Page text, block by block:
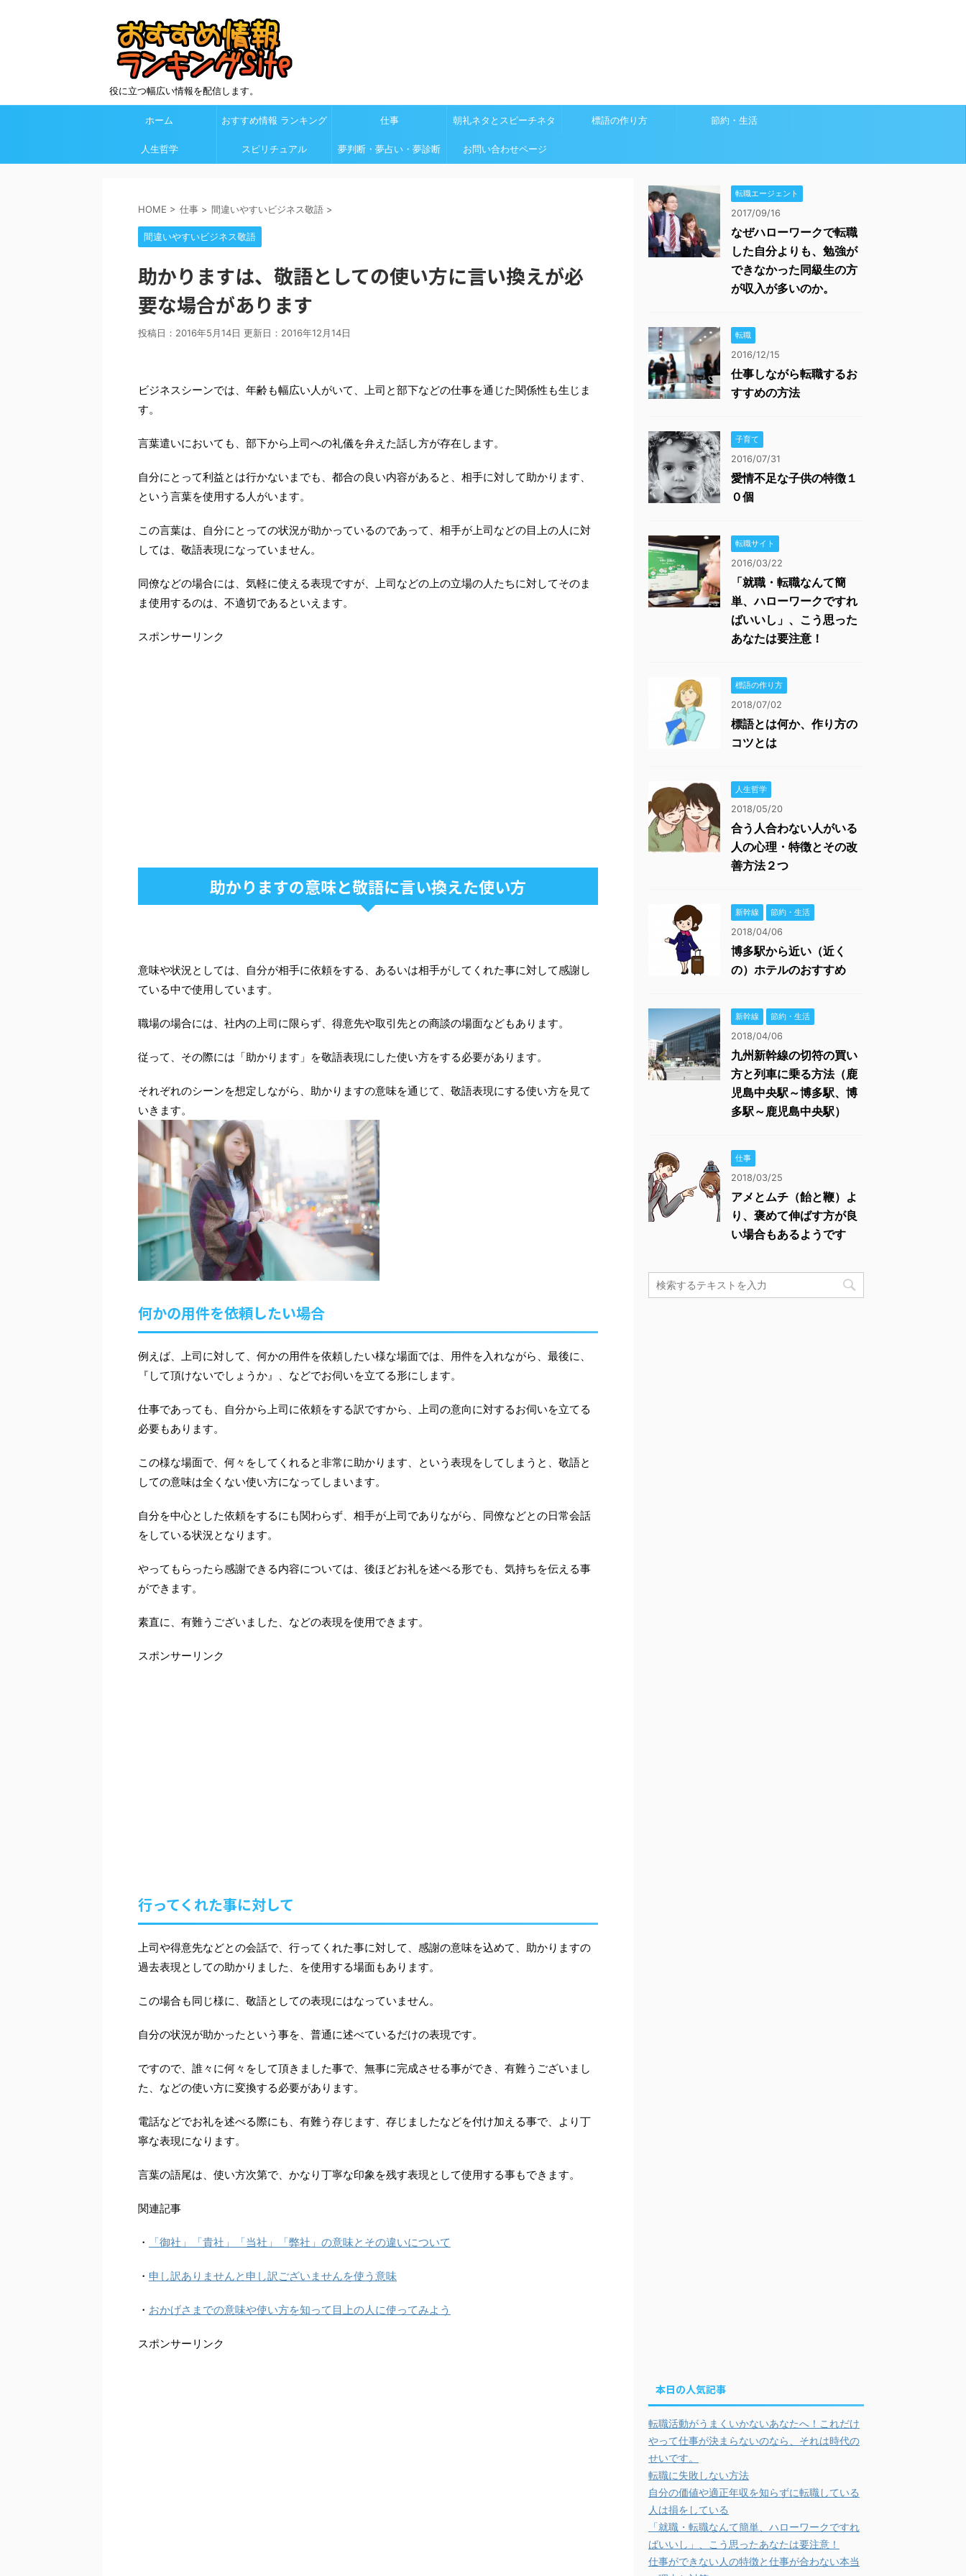
役に立つ幅広い情報を配信します。
ホーム おすすめ情報 ランキング
Site カテゴリ欄
仕事 朝礼ネタとスピーチネタ 標語の作り方 節約・生活
人生哲学 スピリチュアル 夢判断・夢占い・夢診断 お問い合わせページ
HOME > 仕事 > 間違いやすいビジネス敬語 >
間違いやすいビジネス敬語
助かりますは、敬語としての使い方に言い換えが必
要な場合があります
投稿日：2016年5月14日 更新日： 2016年12月14日
ビジネスシーンでは、年齢も幅広い人がいて、上司と部下などの仕事を通じた関係性も生じま
す。
言葉遣いにおいても、部下から上司への礼儀を弁えた話し方が存在します。
自分にとって利益とは行かないまでも、都合の良い内容があると、相手に対して助かります、
という言葉を使用する人がいます。
この言葉は、自分にとっての状況が助かっているのであって、相手が上司などの目上の人に対
しては、敬語表現になっていません。
同僚などの場合には、気軽に使える表現ですが、上司などの上の立場の人たちに対してそのま
ま使用するのは、不適切であるといえます。
スポンサーリンク
助かりますの意味と敬語に言い換えた使い方
意味や状況としては、自分が相手に依頼をする、あるいは相手がしてくれた事に対して感謝し
ている中で使用しています。
職場の場合には、社内の上司に限らず、得意先や取引先との商談の場面などもあります。
従って、その際には「助かります」を敬語表現にした使い方をする必要があります。
それぞれのシーンを想定しながら、助かりますの意味を通じて、敬語表現にする使い方を見て
いきます。
何かの用件を依頼したい場合
例えば、上司に対して、何かの用件を依頼したい様な場面では、用件を入れながら、最後に、
『して頂けないでしょうか』、などでお伺いを立てる形にします。
仕事であっても、自分から上司に依頼をする訳ですから、上司の意向に対するお伺いを立てる
必要もあります。
この様な場面で、何々をしてくれると非常に助かります、という表現をしてしまうと、敬語と
しての意味は全くない使い方になってしまいます。
自分を中心とした依頼をするにも関わらず、相手が上司でありながら、同僚などとの日常会話
をしている状況となります。
やってもらったら感謝できる内容については、後ほどお礼を述べる形でも、気持ちを伝える事
ができます。
素直に、有難うございました、などの表現を使用できます。
スポンサーリンク
行ってくれた事に対して
上司や得意先などとの会話で、行ってくれた事に対して、感謝の意味を込めて、助かりますの
過去表現としての助かりました、を使用する場面もあります。
この場合も同じ様に、敬語としての表現にはなっていません。
自分の状況が助かったという事を、普通に述べているだけの表現です。
ですので、誰々に何々をして頂きました事で、無事に完成させる事ができ、有難うございまし
た、などの使い方に変換する必要があります。
電話などでお礼を述べる際にも、有難う存じます、存じましたなどを付け加える事で、より丁
寧な表現になります。
言葉の語尾は、使い方次第で、かなり丁寧な印象を残す表現として使用する事もできます。
関連記事
・ 「御社」「貴社」「当社」「弊社」の意味とその違いについて
・ 申し訳ありませんと申し訳ございませんを使う意味
・ おかげさまでの意味や使い方を知って目上の人に使ってみよう
スポンサーリンク
転職エージェント
2017/09/16
なぜハローワークで転職
した自分よりも、勉強が
できなかった同級生の方
が収入が多いのか。
転職
2016/12/15
仕事しながら転職するお
すすめの方法
子育て
2016/07/31
愛情不足な子供の特徴１
０個
転職サイト
2016/03/22
「就職・転職なんて簡
単、ハローワークですれ
ばいいし」、こう思った
あなたは要注意！
標語の作り方
2018/07/02
標語とは何か、作り方の
コツとは
人生哲学
2018/05/20
合う人合わない人がいる
人の心理・特徴とその改
善方法２つ
新幹線 節約・生活
2018/04/06
博多駅から近い（近く
の）ホテルのおすすめ
新幹線 節約・生活
2018/04/06
九州新幹線の切符の買い
方と列車に乗る方法（鹿
児島中央駅～博多駅、博
多駅～鹿児島中央駅）
仕事
2018/03/25
アメとムチ（飴と鞭）よ
り、褒めて伸ばす方が良
い場合もあるようです
本日の人気記事
転職活動がうまくいかないあなたへ！これだけ
やって仕事が決まらないのなら、それは時代の
せいです。
転職に失敗しない方法
自分の価値や適正年収を知らずに転職している
人は損をしている
「就職・転職なんて簡単、ハローワークですれ
ばいいし」、こう思ったあなたは要注意！
仕事ができない人の特徴と仕事が合わない本当